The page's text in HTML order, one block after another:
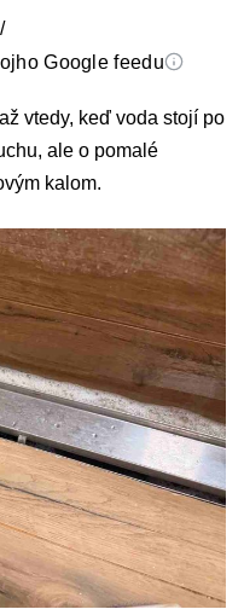
/
Google feedu
vtedy, keď voda stojí po
ale o pomalé
kalom.